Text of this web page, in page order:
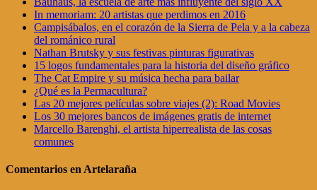
In memoriam: 20 artistas que perdimos en 2016
Campisábalos, en el corazón de la Sierra de Pela y a la cabeza
del románico rural
Nathan Brutsky y sus festivas pinturas figurativas
15 logos fundamentales para la historia del diseño gráfico
The Cat Empire y su música hecha para bailar
¿Qué es la Permacultura?
Las 20 mejores películas sobre viajes (2): Road Movies
Los 30 mejores bancos de imágenes gratis de internet
Marcello Barenghi, el artista hiperrealista de las cosas
comunes
Comentarios en Artelaraña